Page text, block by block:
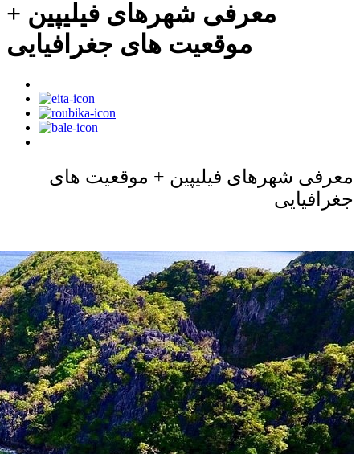
معرفی شهرهای فیلیپین +
موقعیت های جغرافیایی
معرفی شهرهای فیلیپین + موقعیت های
جغرافیایی